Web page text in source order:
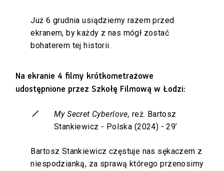
Już 6 grudnia usiądziemy razem przed
ekranem, by każdy z nas mógł zostać
bohaterem tej historii.
Na ekranie 4 filmy krótkometrażowe
udostępnione przez Szkołę Filmową w Łodzi:
My Secret Cyberlove, reż. Bartosz
Stankiewicz - Polska (2024) - 29’
Bartosz Stankiewicz częstuje nas sękaczem z
niespodzianką, za sprawą którego przenosimy